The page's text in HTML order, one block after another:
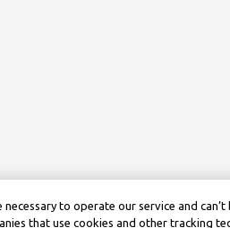
to operate our service and
that use cookies and other tracking